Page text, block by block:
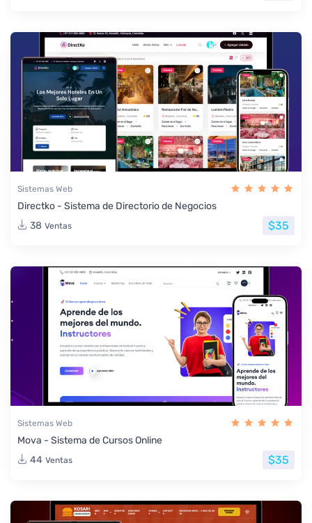
Sistemas Web
Directko - Sistema de Directorio de Negocios
38 Ventas $35
Sistemas Web
Mova - Sistema de Cursos Online
44 Ventas $35